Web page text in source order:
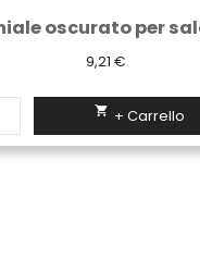
Occhiale a lente
8,97 €
 + Carrello